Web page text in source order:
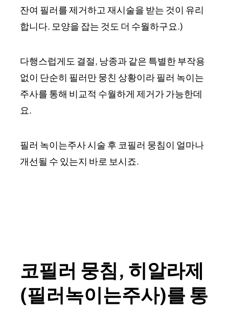
잔여 필러를 제거하고 재시술을 받는 것이 유리
합니다. 모양을 잡는 것도 더 수월하구요.)
다행스럽게도 결절, 낭종과 같은 특별한 부작용
없이 단순히 필러만 뭉친 상황이라 필러 녹이는
주사를 통해 비교적 수월하게 제거가 가능한데
요.
필러 녹이는주사 시술 후 코필러 뭉침이 얼마나
개선될 수 있는지 바로 보시죠.
코필러 뭉침, 히알라제
(필러녹이는주사)를 통